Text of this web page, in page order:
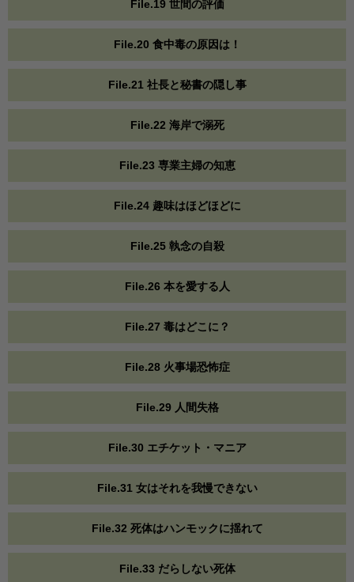
File.19 世間の評価
File.20 食中毒の原因は！
File.21 社長と秘書の隠し事
File.22 海岸で溺死
File.23 専業主婦の知恵
File.24 趣味はほどほどに
File.25 執念の自殺
File.26 本を愛する人
File.27 毒はどこに？
File.28 火事場恐怖症
File.29 人間失格
File.30 エチケット・マニア
File.31 女はそれを我慢できない
File.32 死体はハンモックに揺れて
File.33 だらしない死体